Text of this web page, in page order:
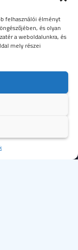
felhasználói élményt
és olyan
a weboldalunkra, és
mely részei